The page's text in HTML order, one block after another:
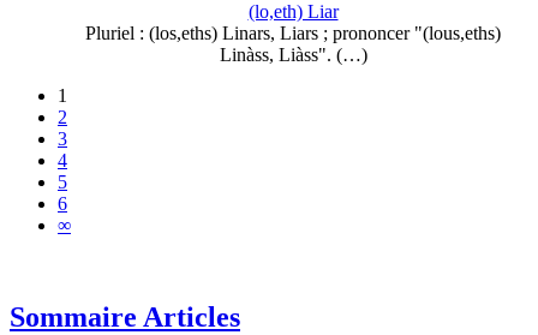
(lo,eth) Liar
Pluriel : (los,eths) Linars, Liars ; prononcer "(lous,eths)
Linàss, Liàss". (…)
1
2
3
4
5
6
∞
Sommaire Articles